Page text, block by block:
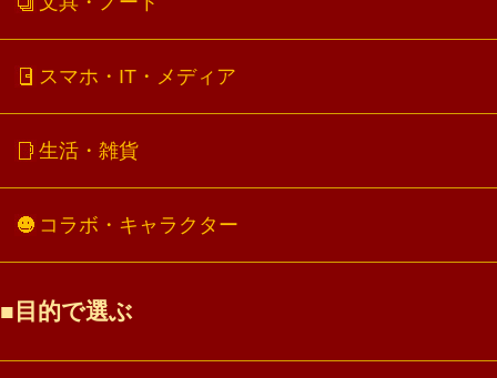
スマホ・IT・メディア
生活・雑貨
コラボ・キャラクター
目的で選ぶ